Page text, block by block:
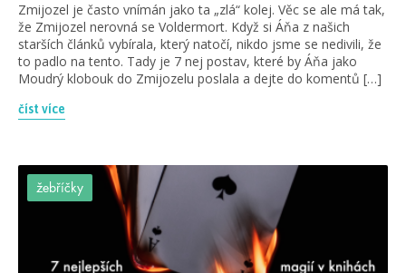
Zmijozel je často vnímán jako ta „zlá“ kolej. Věc se ale má tak,
že Zmijozel nerovná se Voldermort. Když si Áňa z našich
starších článků vybírala, který natočí, nikdo jsme se nedivili, že
to padlo na tento. Tady je 7 nej postav, které by Áňa jako
Moudrý klobouk do Zmijozelu poslala a dejte do komentů […]
číst více
žebříčky